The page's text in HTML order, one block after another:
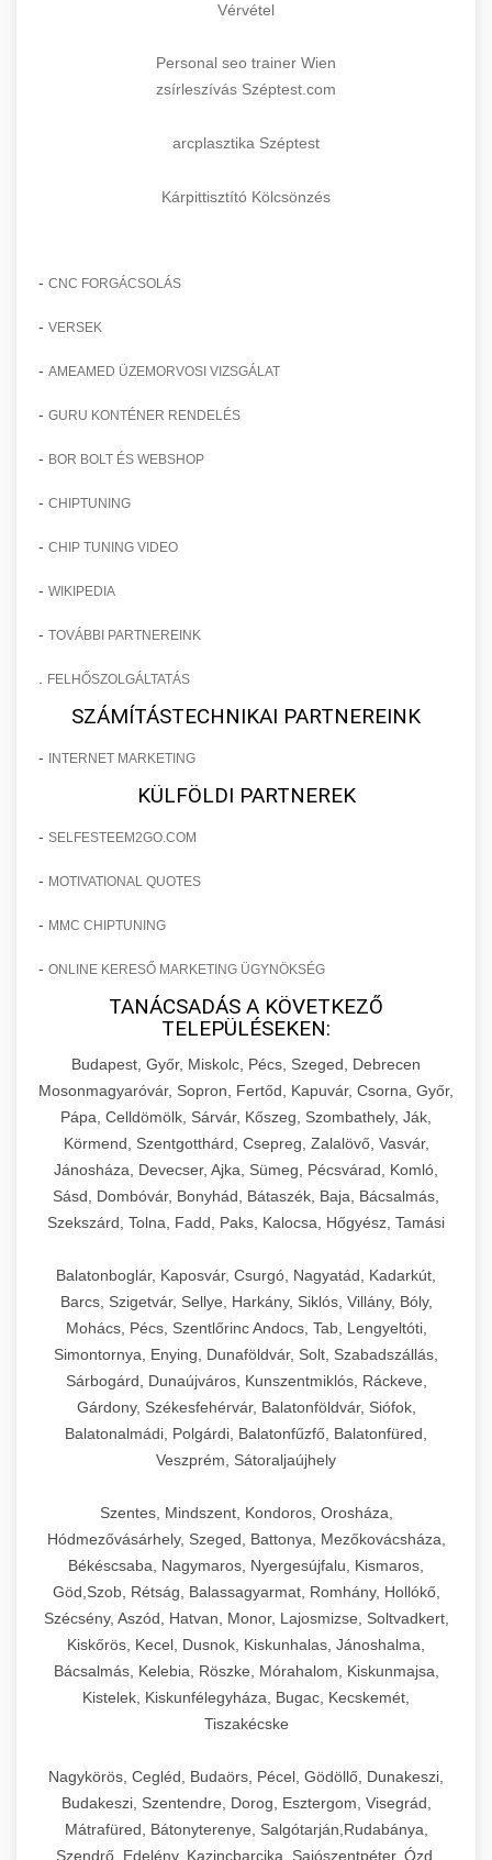
Vérvétel
Personal seo trainer Wien
zsírleszívás Széptest.com
arcplasztika Széptest
Kárpittisztító Kölcsönzés
- CNC FORGÁCSOLÁS
- VERSEK
- AMEAMED ÜZEMORVOSI VIZSGÁLAT
- GURU KONTÉNER RENDELÉS
- BOR BOLT ÉS WEBSHOP
- CHIPTUNING
- CHIP TUNING VIDEO
- WIKIPEDIA
- TOVÁBBI PARTNEREINK
FELHŐSZOLGÁLTATÁS
SZÁMÍTÁSTECHNIKAI PARTNEREINK
- INTERNET MARKETING
KÜLFÖLDI PARTNEREK
- SELFESTEEM2GO.COM
- MOTIVATIONAL QUOTES
- MMC CHIPTUNING
- ONLINE KERESŐ MARKETING ÜGYNÖKSÉG
TANÁCSADÁS A KÖVETKEZŐ
TELEPÜLÉSEKEN:
Budapest, Győr, Miskolc, Pécs, Szeged, Debrecen
Mosonmagyaróvár, Sopron, Fertőd, Kapuvár, Csorna, Győr,
Pápa, Celldömölk, Sárvár, Kőszeg, Szombathely, Ják,
Körmend, Szentgotthárd, Csepreg, Zalalövő, Vasvár,
Jánosháza, Devecser, Ajka, Sümeg, Pécsvárad, Komló,
Sásd, Dombóvár, Bonyhád, Bátaszék, Baja, Bácsalmás,
Szekszárd, Tolna, Fadd, Paks, Kalocsa, Hőgyész, Tamási
Balatonboglár, Kaposvár, Csurgó, Nagyatád, Kadarkút,
Barcs, Szigetvár, Sellye, Harkány, Siklós, Villány, Bóly,
Mohács, Pécs, Szentlőrinc Andocs, Tab, Lengyeltóti,
Simontornya, Enying, Dunaföldvár, Solt, Szabadszállás,
Sárbogárd, Dunaújváros, Kunszentmiklós, Ráckeve,
Gárdony, Székesfehérvár, Balatonföldvár, Siófok,
Balatonalmádi, Polgárdi, Balatonfűzfő, Balatonfüred,
Veszprém, Sátoraljaújhely
Szentes, Mindszent, Kondoros, Orosháza,
Hódmezővásárhely, Szeged, Battonya, Mezőkovácsháza,
Békéscsaba, Nagymaros, Nyergesújfalu, Kismaros,
Göd,Szob, Rétság, Balassagyarmat, Romhány, Hollókő,
Szécsény, Aszód, Hatvan, Monor, Lajosmizse, Soltvadkert,
Kiskőrös, Kecel, Dusnok, Kiskunhalas, Jánoshalma,
Bácsalmás, Kelebia, Röszke, Mórahalom, Kiskunmajsa,
Kistelek, Kiskunfélegyháza, Bugac, Kecskemét,
Tiszakécske
Nagykörös, Cegléd, Budaörs, Pécel, Gödöllő, Dunakeszi,
Budakeszi, Szentendre, Dorog, Esztergom, Visegrád,
Mátrafüred, Bátonyterenye, Salgótarján,Rudabánya,
Szendrő, Edelény, Kazincbarcika, Sajószentpéter, Ózd,